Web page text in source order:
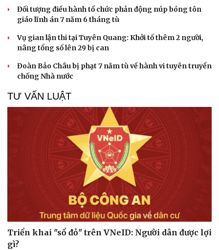
Đối tượng điều hành tổ chức phản động núp bóng tôn
giáo lĩnh án 7 năm 6 tháng tù
Vụ gian lận thi tại Tuyên Quang: Khởi tố thêm 2 người,
nâng tổng số lên 29 bị can
Đoàn Bảo Châu bị phạt 7 năm tù về hành vi tuyên truyền
chống Nhà nước
TƯ VẤN LUẬT
Triển khai "sổ đỏ" trên VNeID: Người dân được lợi
gì?